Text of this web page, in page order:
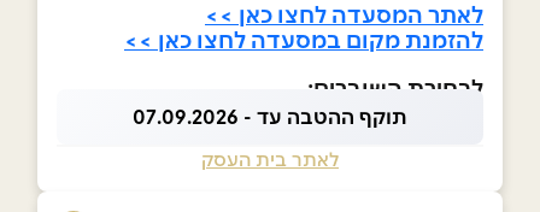
לאתר המסעדה לחצו כאן >>
להזמנת מקום במסעדה לחצו כאן >>
לבחירת השוברים:
תוקף ההטבה עד - 07.09.2026
לאתר בית העסק